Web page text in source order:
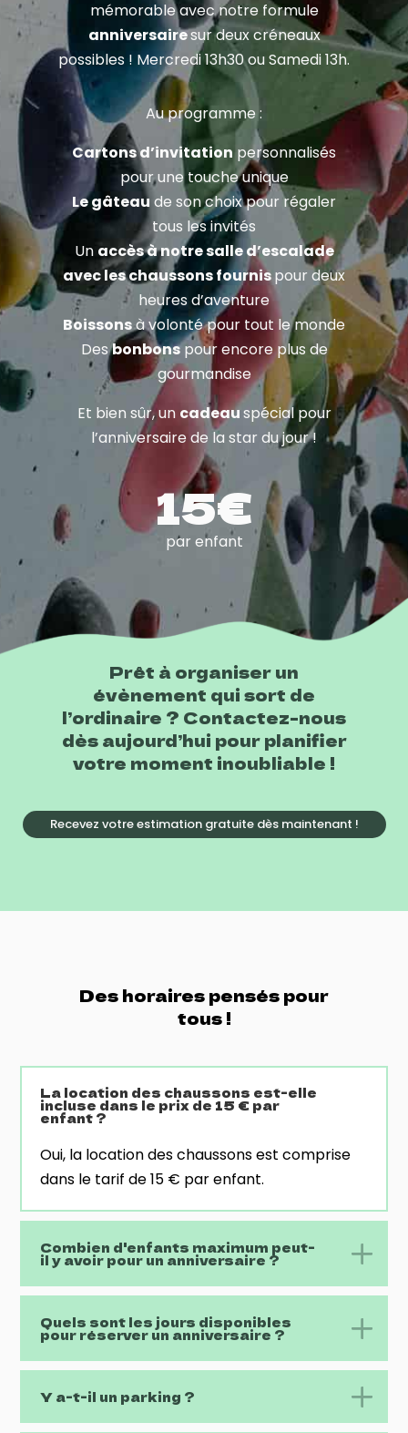
mémorable avec notre formule
anniversairesurdeux créneaux
possibles ! Mercredi 13h30 ou Samedi 13h.
Au programme :
Cartons d’invitation personnalisés
pour une touche unique
Le gâteau de son choix pour régaler
tous les invités
Un accès à notre salle d’escalade
avec les chaussons fournispour deux
heures d’aventure
Boissonsà volonté pour tout le monde
Desbonbonspour encore plus de
gourmandise
Et bien sûr, un cadeauspécial pour
l’anniversaire de la star du jour !
15€
par enfant
Prêt à organiser un
évènement qui sort de
l’ordinaire ? Contactez-nous
dès aujourd’hui pour planifier
votre moment inoubliable !
Recevez votre estimation gratuite dès maintenant !
Des horaires pensés pour
tous !
La location des chaussons est-elle
incluse dans le prix de 15 € par
enfant ?
Oui, la location des chaussons est comprise
dans le tarif de 15 € par enfant.
Combien d'enfants maximum peut-
il y avoir pour un anniversaire ?
Quels sont les jours disponibles
pour réserver un anniversaire ?
Y a-t-il un parking ?